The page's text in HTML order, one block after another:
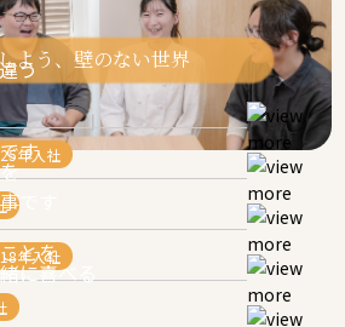
よう、壁のない世界
う
年入社
す
です
年入社
とを
に喜べる